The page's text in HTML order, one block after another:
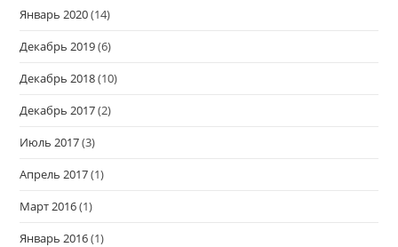
Январь 2020(14)
Декабрь 2019(6)
Декабрь 2018(10)
Декабрь 2017(2)
Июль 2017(3)
Апрель 2017(1)
Март 2016(1)
Январь 2016(1)